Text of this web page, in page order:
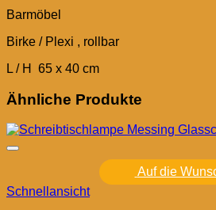
Barmöbel
Birke / Plexi , rollbar
L / H 65 x 40 cm
Ähnliche Produkte
Auf die
Schnellansicht